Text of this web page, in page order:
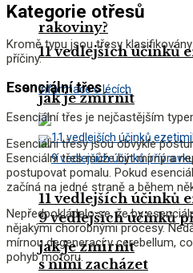
11 vedlejších účinků
jak je zmírnit
9 vedlejších účinků
s nimi zacházet
rakoviny?
Informace o lécích
11 vedlejších účinků
jak je zmírnit
Kategorie otřesů
Kromě typu jsou třesy
příčiny.
Esenciální třes
Esenciální třes je nejčastějším
Esenciální třesy jsou obvykle
Esenciální třes může být mírný a
postupovat pomalu. Pokud
začíná na jedné straně a během
Nepředpokládalo se, že by
nějakými chorobnými procesy.
mírnou degenerací v cerebellum,
pohyb motoru.